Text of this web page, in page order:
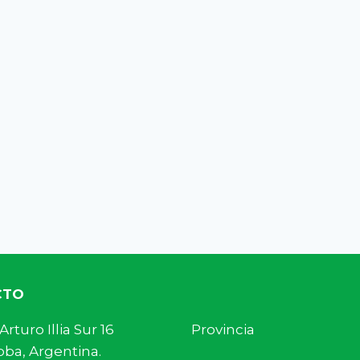
Arturo Illia Sur 16 Provincia
Argentina.